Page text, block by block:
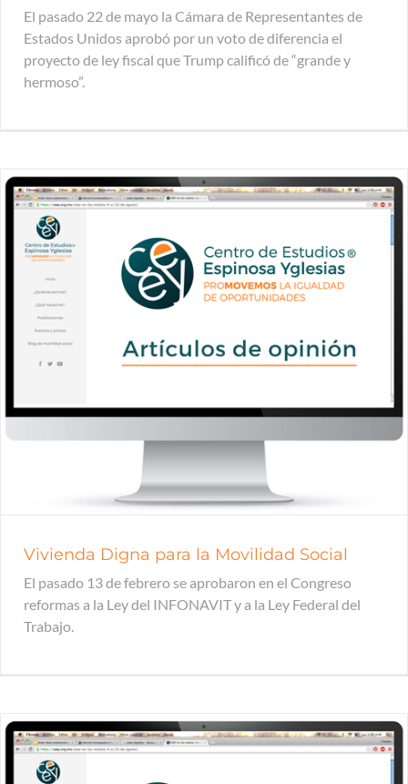
El pasado 22 de mayo la Cámara de Representantes de
Estados Unidos aprobó por un voto de diferencia el
proyecto de ley fiscal que Trump calificó de “grande y
hermoso”.
Vivienda Digna para la Movilidad Social
El pasado 13 de febrero se aprobaron en el Congreso
reformas a la Ley del INFONAVIT y a la Ley Federal del
Trabajo.